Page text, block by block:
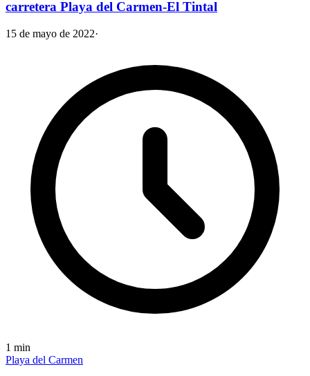
carretera Playa del Carmen-El Tintal
15 de mayo de 2022·
1 min
Playa del Carmen